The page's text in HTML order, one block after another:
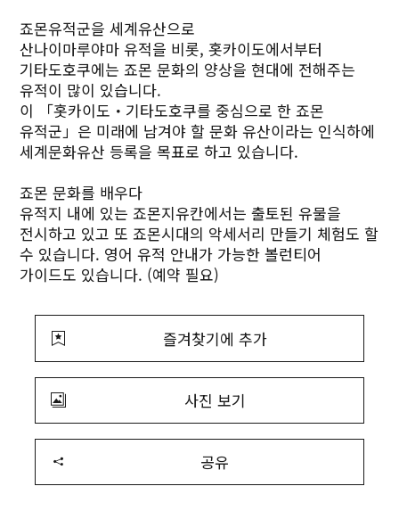
죠몬유적군을 세계유산으로
산나이마루야마 유적을 비롯, 홋카이도에서부터
기타도호쿠에는 죠몬 문화의 양상을 현대에 전해주는
유적이 많이 있습니다.
이 「홋카이도・기타도호쿠를 중심으로 한 죠몬
유적군」은 미래에 남겨야 할 문화 유산이라는 인식하에
세계문화유산 등록을 목표로 하고 있습니다.
죠몬 문화를 배우다
유적지 내에 있는 죠몬지유칸에서는 출토된 유물을
전시하고 있고 또 죠몬시대의 악세서리 만들기 체험도 할
수 있습니다. 영어 유적 안내가 가능한 볼런티어
가이드도 있습니다. (예약 필요)
즐겨찾기에 추가
사진 보기
공유